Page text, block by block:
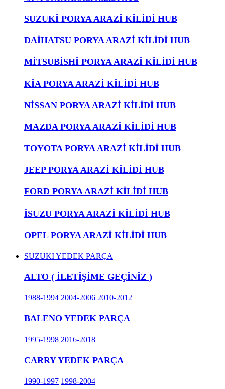
SUZUKİ PORYA ARAZİ KİLİDİ HUB
DAİHATSU PORYA ARAZİ KİLİDİ HUB
MİTSUBİSHİ PORYA ARAZİ KİLİDİ HUB
KİA PORYA ARAZİ KİLİDİ HUB
NİSSAN PORYA ARAZİ KİLİDİ HUB
MAZDA PORYA ARAZİ KİLİDİ HUB
TOYOTA PORYA ARAZİ KİLİDİ HUB
JEEP PORYA ARAZİ KİLİDİ HUB
FORD PORYA ARAZİ KİLİDİ HUB
İSUZU PORYA ARAZİ KİLİDİ HUB
OPEL PORYA ARAZİ KİLİDİ HUB
SUZUKI YEDEK PARÇA
ALTO ( İLETİŞİME GEÇİNİZ )
1988-1994 2004-2006 2010-2012
BALENO YEDEK PARÇA
1995-1998 2016-2018
CARRY YEDEK PARÇA
1990-1997 1998-2004